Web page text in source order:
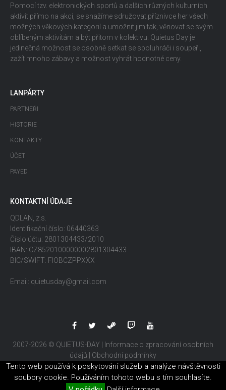
Pomocí tzv. elektronických sportů a dalších různých kulturních
aktivit přímo na akci, se snažíme sdružovat příznivce her všech
možných věkových kategorií a umožnit jim tak, věnovat se svým
oblíbeným aktivitám a být přitom v kolektivu. Quietus Day je
jedinečná možnost se osobně setkat se spoluhráči i soupeři,
zažít mnoho zábavy a možnost vyhrát hodnotné ceny.
LANPÁRTY
PARTNEŘI
HISTORIE
KONTAKTY
ÚČET
PAYED
KONTAKTNÍ ÚDAJE
QDLAN, z.s.
Identifikační číslo: 06440363
Číslo účtu: 2801304433/2010
IBAN: CZ8520100000002801304433
BIC/SWIFT: FIOBCZPPXXX
Email: quietusday@gmail.com
2007-2026 © QUIETUS-DAY |
Informace o zpracování osobních
údajů
Obchodní podmínky
Tento web používá k poskytování služeb a analýze návštěvnosti
soubory cookie. Používáním tohoto webu s tím souhlasíte.